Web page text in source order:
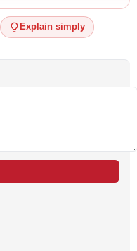
Explain simply